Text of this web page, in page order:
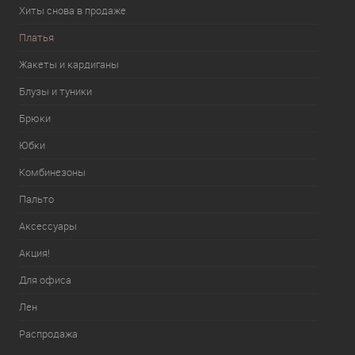
Хиты снова в продаже
Платья
Жакеты и кардиганы
Блузы и туники
Брюки
Юбки
Комбинезоны
Пальто
Аксессуары
Акция!
Для офиса
Лен
Распродажа